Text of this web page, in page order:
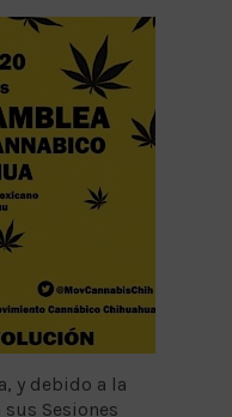
y debido a la
Sesiones